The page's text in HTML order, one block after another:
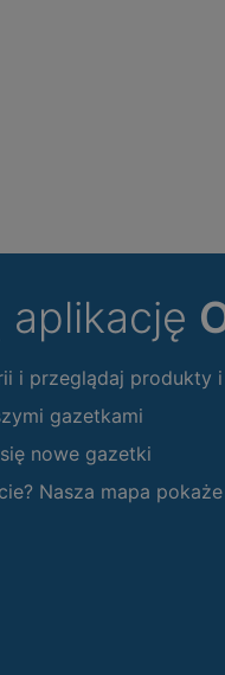
aplikację
i przeglądaj produkty
gazetkami
nowe gazetki
Nasza mapa